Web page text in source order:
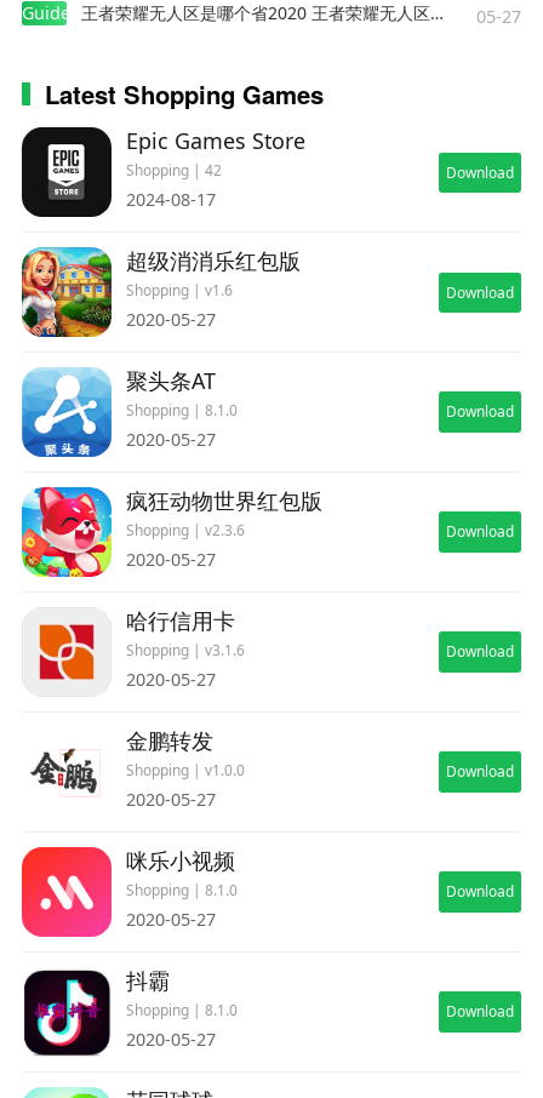
Guides 王者荣耀无人区是哪个省2020 王者荣耀无人区在哪些地方 05-27
Latest Shopping Games
Epic Games Store
Shopping | 42
2024-08-17
Download
超级消消乐红包版
Shopping | v1.6
2020-05-27
Download
聚头条AT
Shopping | 8.1.0
2020-05-27
Download
疯狂动物世界红包版
Shopping | v2.3.6
2020-05-27
Download
哈行信用卡
Shopping | v3.1.6
2020-05-27
Download
金鹏转发
Shopping | v1.0.0
2020-05-27
Download
咪乐小视频
Shopping | 8.1.0
2020-05-27
Download
抖霸
Shopping | 8.1.0
2020-05-27
Download